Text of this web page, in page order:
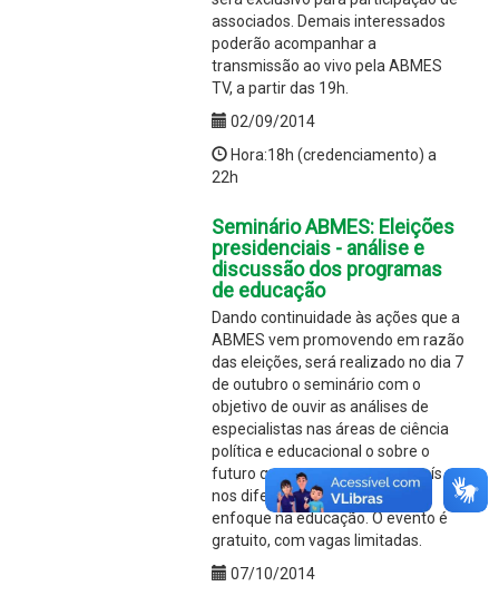
associados. Demais interessados
poderão acompanhar a
transmissão ao vivo pela ABMES
TV, a partir das 19h.
02/09/2014
Hora:18h (credenciamento) a
22h
Seminário ABMES: Eleições
presidenciais - análise e
discussão dos programas
de educação
Dando continuidade às ações que a
ABMES vem promovendo em razão
das eleições, será realizado no dia 7
de outubro o seminário com o
objetivo de ouvir as análises de
especialistas nas áreas de ciência
política e educacional o sobre o
futuro que anteveem para o país
nos diferentes setores, com
enfoque na educação. O evento é
gratuito, com vagas limitadas.
07/10/2014